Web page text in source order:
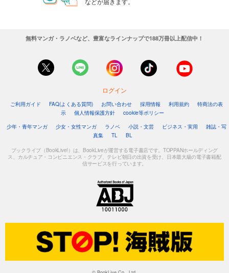
無料マンガ・ラノベなど、豊富なラインナップで188万冊以上配信中！
ログイン
ご利用ガイド FAQ(よくある質問) お問い合わせ 採用情報 利用規約
特商法の表
示
個人情報保護方針
cookie等ポリシー
少年・青年マンガ
少女・女性マンガ ラノベ 小説・文芸 ビジネス・実用
雑誌・写
真集
TL BL
ブックライブ（BookLive!）は、BookLiveが運営する電子書店です。TOPPANホールディング
ス、カルチュア・コンビニエンス・クラブ、テレビ朝日の出資を受け、日本最大級の電子書籍配
信サービスを行っています。